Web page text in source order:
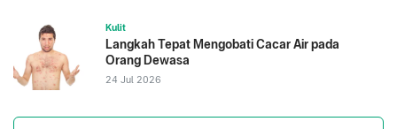
Kulit
Langkah Tepat Mengobati Cacar Air pada
Orang Dewasa
24 Jul 2026